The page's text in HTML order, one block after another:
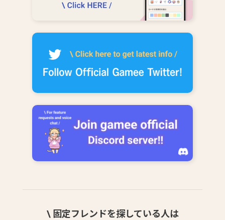
\ 固定フレンドを探している人は